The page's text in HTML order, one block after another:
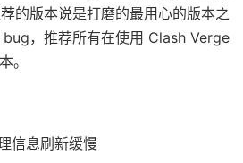
的版本说是打磨的最用心的版本之
，推荐所有在使用 Clash Verge
。
信息刷新缓慢